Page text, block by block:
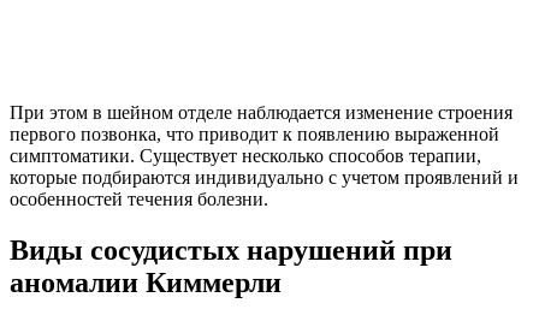
При этом в шейном отделе наблюдается изменение строения
первого позвонка, что приводит к появлению выраженной
симптоматики. Существует несколько способов терапии,
которые подбираются индивидуально с учетом проявлений и
особенностей течения болезни.
Виды сосудистых нарушений при
аномалии Киммерли